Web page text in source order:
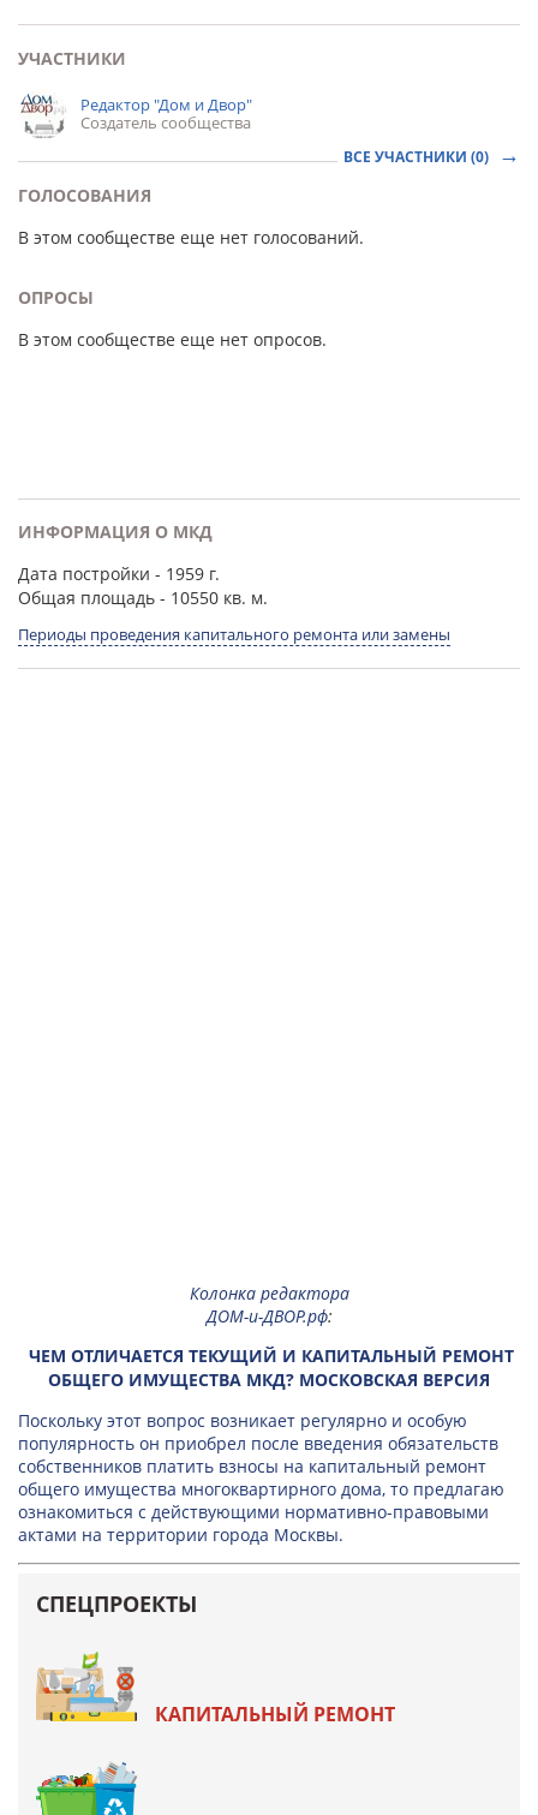
УЧАСТНИКИ
Редактор "Дом и Двор"
Создатель сообщества
ВСЕ УЧАСТНИКИ (0)
ГОЛОСОВАНИЯ
В этом сообществе еще нет голосований.
ОПРОСЫ
В этом сообществе еще нет опросов.
ИНФОРМАЦИЯ О МКД
Дата постройки - 1959 г.
Общая площадь - 10550 кв. м.
Периоды проведения капитального ремонта или замены
Колонка редактора
ДОМ-и-ДВОР.рф:
ЧЕМ ОТЛИЧАЕТСЯ ТЕКУЩИЙ И КАПИТАЛЬНЫЙ РЕМОНТ
ОБЩЕГО ИМУЩЕСТВА МКД? МОСКОВСКАЯ ВЕРСИЯ
Поскольку этот вопрос возникает регулярно и особую
популярность он приобрел после введения обязательств
собственников платить взносы на капитальный ремонт
общего имущества многоквартирного дома, то предлагаю
ознакомиться с действующими нормативно-правовыми
актами на территории города Москвы.
СПЕЦПРОЕКТЫ
КАПИТАЛЬНЫЙ РЕМОНТ